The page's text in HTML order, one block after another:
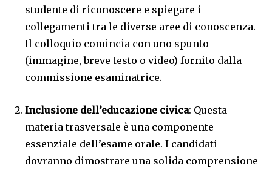
studente di riconoscere e spiegare i
collegamenti tra le diverse aree di conoscenza.
Il colloquio comincia con uno spunto
(immagine, breve testo o video) fornito dalla
commissione esaminatrice.
Inclusione dell’educazione civica: Questa
materia trasversale è una componente
essenziale dell’esame orale. I candidati
dovranno dimostrare una solida comprensione